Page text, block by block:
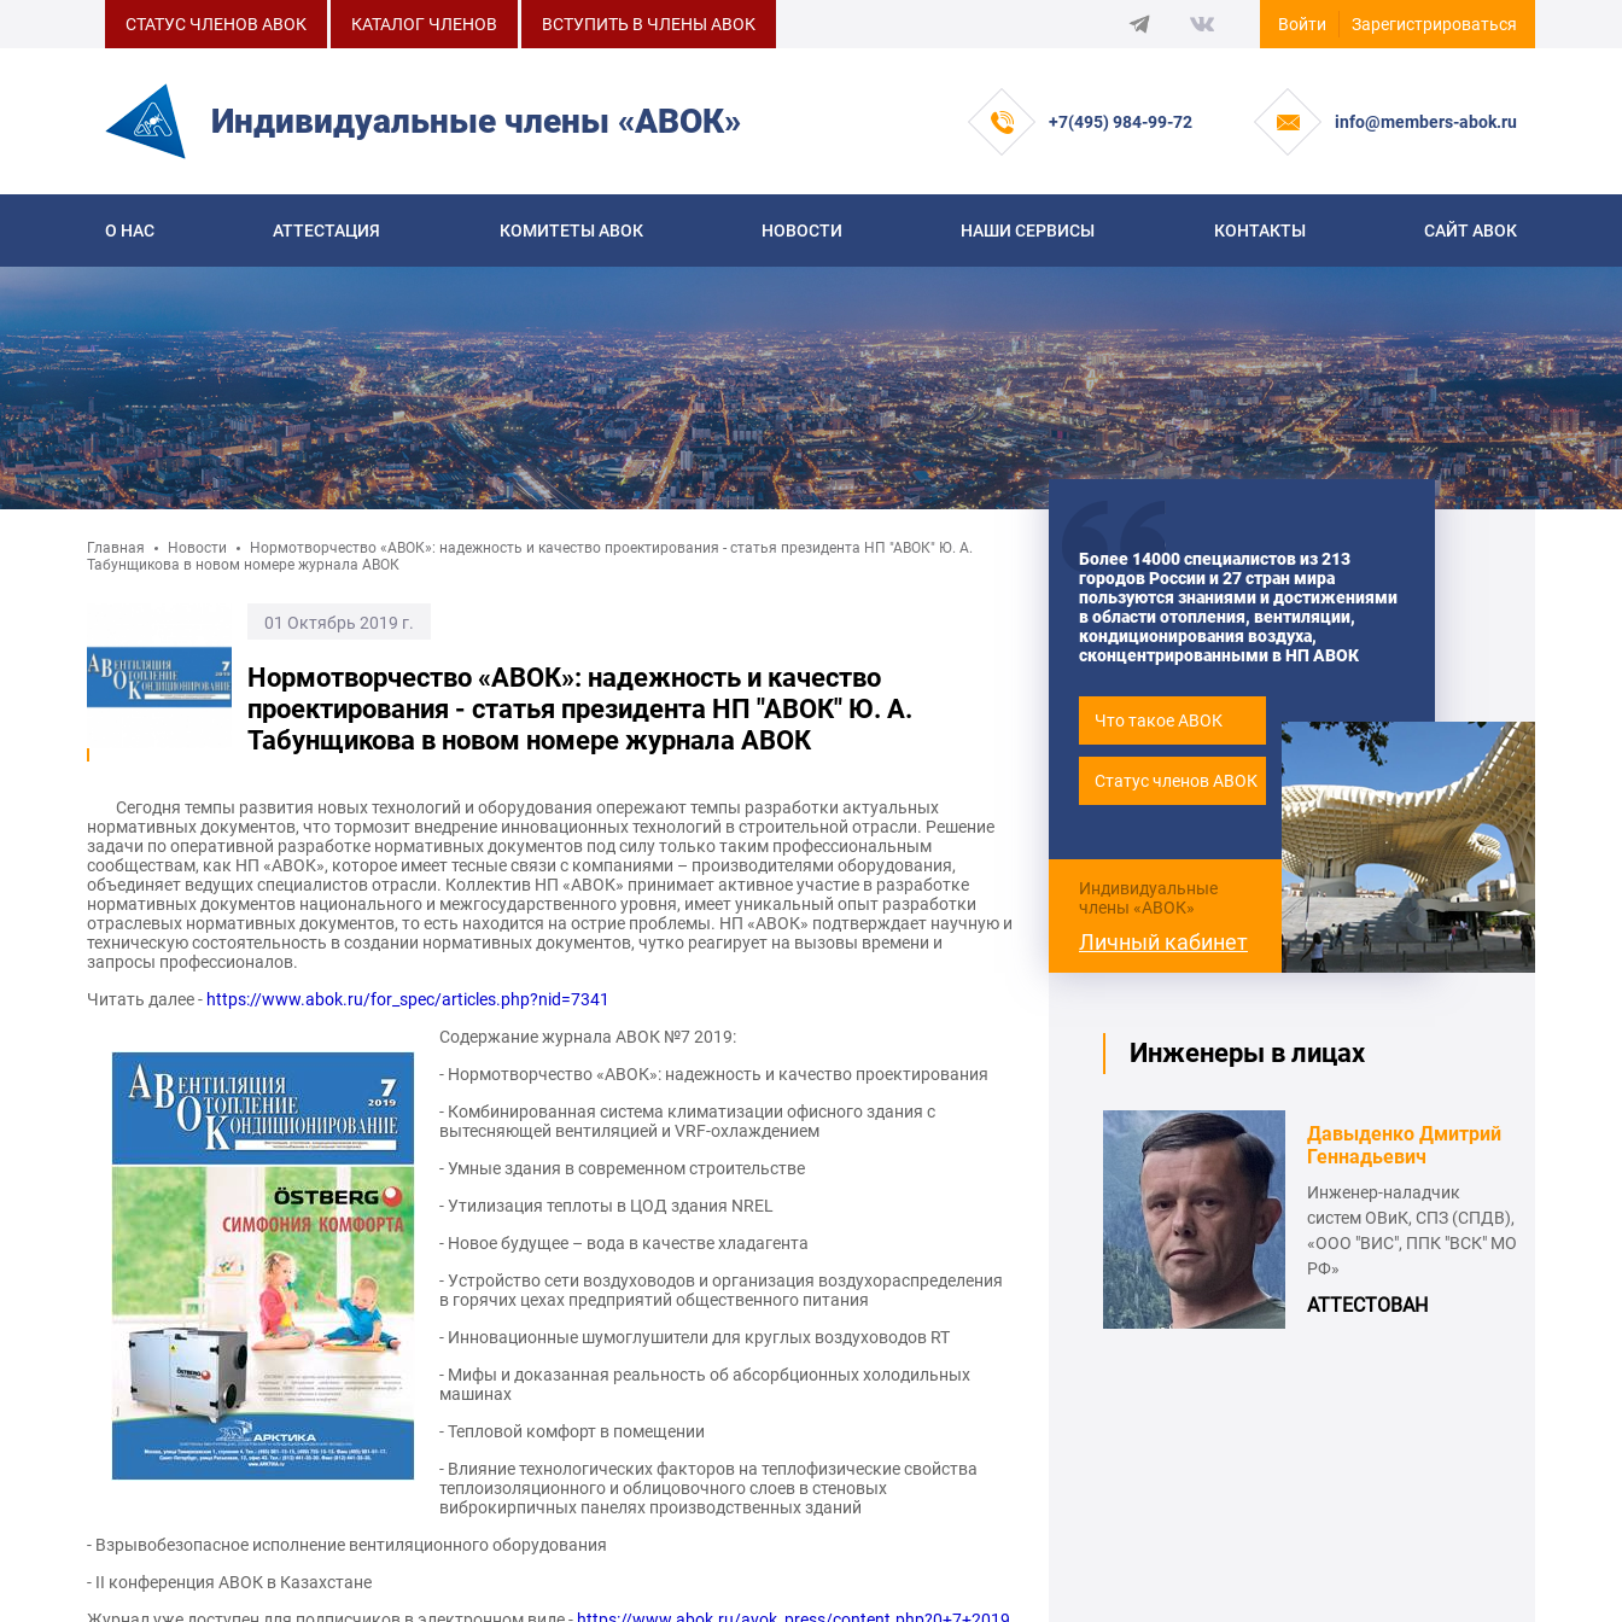
СТАТУС ЧЛЕНОВ АВОК КАТАЛОГ ЧЛЕНОВ ВСТУПИТЬ В ЧЛЕНЫ АВОК Войти Зарегистрироваться
Индивидуальные члены «АВОК» +7(495) 984-99-72 info@members-abok.ru
О НАС АТТЕСТАЦИЯ КОМИТЕТЫ АВОК НОВОСТИ НАШИ СЕРВИСЫ КОНТАКТЫ САЙТ АВОК
Главная Новости
Нормотворчество «АВОК»: надежность и качество проектирования - статья президента НП "АВОК" Ю. А.
Табунщикова в новом номере журнала АВОК
01 Октябрь 2019 г.
Нормотворчество «АВОК»: надежность и качество
проектирования - статья президента НП "АВОК" Ю. А.
Табунщикова в новом номере журнала АВОК
Сегодня темпы развития новых технологий и оборудования опережают темпы разработки актуальных
нормативных документов, что тормозит внедрение инновационных технологий в строительной отрасли. Решение
задачи по оперативной разработке нормативных документов под силу только таким профессиональным
сообществам, как НП «АВОК», которое имеет тесные связи с компаниями – производителями оборудования,
объединяет ведущих специалистов отрасли. Коллектив НП «АВОК» принимает активное участие в разработке
нормативных документов национального и межгосударственного уровня, имеет уникальный опыт разработки
отраслевых нормативных документов, то есть находится на острие проблемы. НП «АВОК» подтверждает научную и
техническую состоятельность в создании нормативных документов, чутко реагирует на вызовы времени и
запросы профессионалов.
Читать далее - https://www.abok.ru/for_spec/articles.php?nid=7341
Содержание журнала АВОК №7 2019:
- Нормотворчество «АВОК»: надежность и качество проектирования
- Комбинированная система климатизации офисного здания с
вытесняющей вентиляцией и VRF-охлаждением
- Умные здания в современном строительстве
- Утилизация теплоты в ЦОД здания NREL
- Новое будущее – вода в качестве хладагента
- Устройство сети воздуховодов и организация воздухораспределения
в горячих цехах предприятий общественного питания
- Инновационные шумоглушители для круглых воздуховодов RT
- Мифы и доказанная реальность об абсорбционных холодильных
машинах
- Тепловой комфорт в помещении
- Влияние технологических факторов на теплофизические свойства
теплоизоляционного и облицовочного слоев в стеновых
виброкирпичных панелях производственных зданий
- Взрывобезопасное исполнение вентиляционного оборудования
- II конференция АВОК в Казахстане
Более 14000 специалистов из 213
городов России и 27 стран мира
пользуются знаниями и достижениями
в области отопления, вентиляции,
кондиционирования воздуха,
сконцентрированными в НП АВОК
Что такое АВОК
Статус членов АВОК
Индивидуальные
члены «АВОК»
Личный кабинет
Инженеры в лицах
Ливчак Вадим
Иосифович
«ГАУ "Мосгосэкспертиза"»
Табунщиков Юрий
Андреевич
Давыденко Дмитрий
Геннадьевич
Инженер-наладчик
систем ОВиК, СПЗ (СПДВ),
«ООО "ВИС", ППК "ВСК" МО
РФ»
АТТЕСТОВАН